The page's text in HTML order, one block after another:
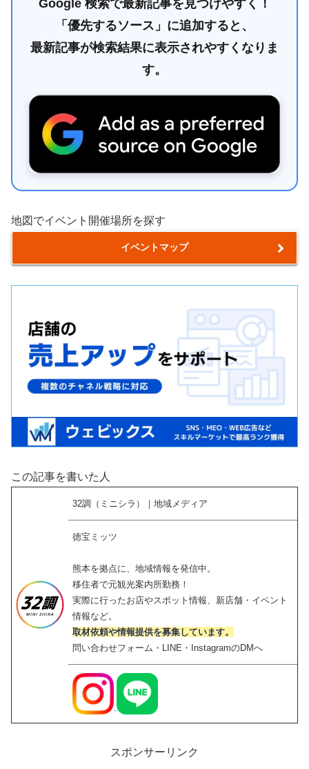
Google 検索で最新記事を見つけやすく！
「優先するソース」に追加すると、
最新記事が検索結果に表示されやすくなりま
す。
地図でイベント開催場所を探す
イベントマップ
この記事を書いた人
32調（ミニシラ）｜地域メディア
徳宝ミッツ
熊本を拠点に、地域情報を発信中。
移住者で元観光案内所勤務！
実際に行ったお店やスポット情報、新店舗・イベント
情報など。
取材依頼や情報提供を募集しています。
問い合わせフォーム・LINE・InstagramのDMへ
スポンサーリンク